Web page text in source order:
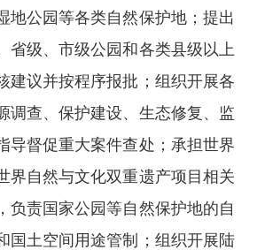
地公园等各类自然保护地；提出
省级、市级公园和各类县级以上
建议并按程序报批；组织开展各
调查、保护建设、生态修复、监
导督促重大案件查处；承担世界
界自然与文化双重遗产项目相关
负责国家公园等自然保护地的自
国土空间用途管制；组织开展陆